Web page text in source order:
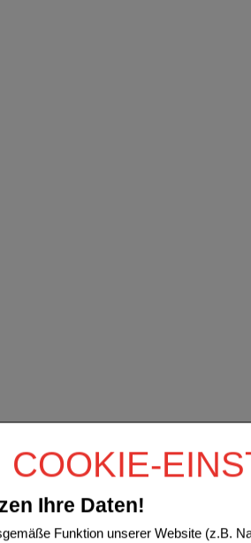
COOKIE-
Ihre Daten!
Funktion unserer Website (z.B.